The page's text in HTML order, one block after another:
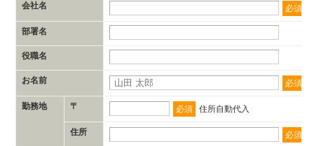
会社名 必須
部署名
役職名
お名前 必須
勤務地 〒 必須 住所自動代入
住所 必須